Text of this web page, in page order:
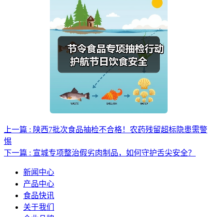
上一篇 : 陕西7批次食品抽检不合格！农药残留超标隐患需警
惕
下一篇 : 宣城专项整治假劣肉制品，如何守护舌尖安全？
新闻中心
产品中心
食品快讯
关于我们